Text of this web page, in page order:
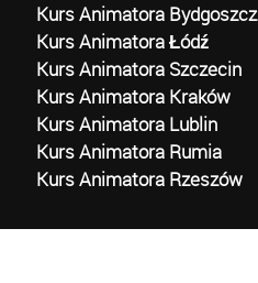
Kurs Animatora Bydgoszcz
Kurs Animatora Łódź
Kurs Animatora Szczecin
Kurs Animatora Kraków
Kurs Animatora Lublin
Kurs Animatora Rumia
Kurs Animatora Rzeszów